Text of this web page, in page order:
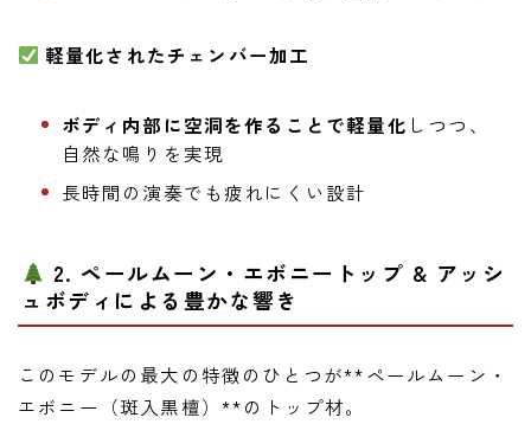
軽量化されたチェンバー加工
ボディ内部に空洞を作ることで軽量化 しつつ、
自然な鳴りを実現
長時間の演奏でも疲れにくい設計
2. ペールムーン・エボニートップ & アッシ
ュボディによる豊かな響き
このモデルの最大の特徴のひとつが**ペールムーン・
エボニー（斑入黒檀）**のトップ材。